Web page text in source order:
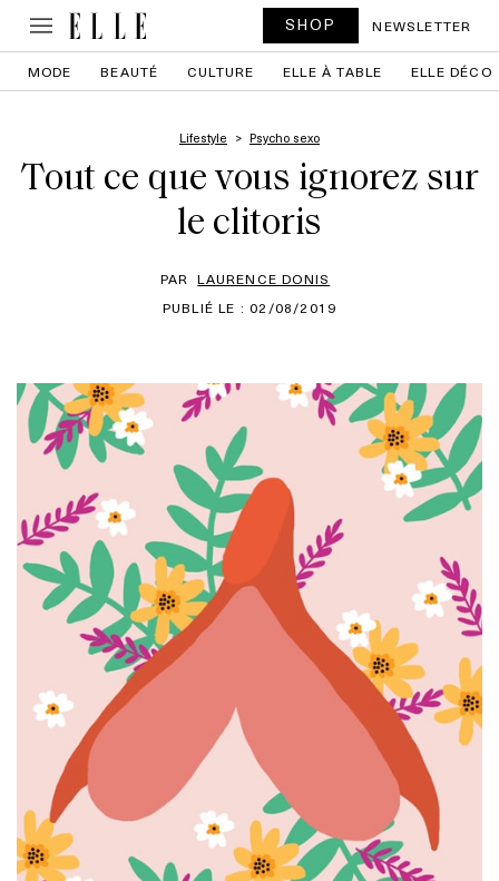
SHOP NEWSLETTER
MODE BEAUTÉ CULTURE ELLE À TABLE ELLE DÉCO
Lifestyle Psycho sexo
Tout ce que vous ignorez sur
le clitoris
PAR LAURENCE DONIS
PUBLIÉ LE : 02/08/2019